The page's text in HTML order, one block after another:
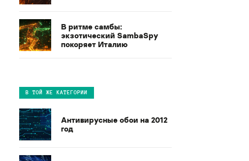
В ритме самбы:
экзотический SambaSpy
покоряет Италию
В ТОЙ ЖЕ КАТЕГОРИИ
Антивирусные обои на 2012
год